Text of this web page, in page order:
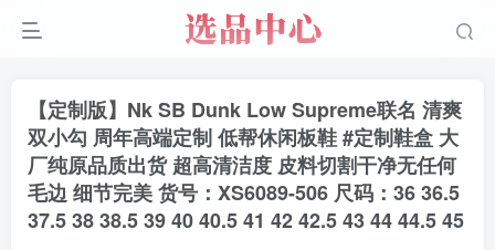
【定制版】Nk SB Dunk Low Supreme联名 清爽
双小勾 周年高端定制 低帮休闲板鞋 #定制鞋盒 大
厂纯原品质出货 超高清洁度 皮料切割干净无任何
毛边 细节完美 货号：XS6089-506 尺码：36 36.5
37.5 38 38.5 39 40 40.5 41 42 42.5 43 44 44.5 45